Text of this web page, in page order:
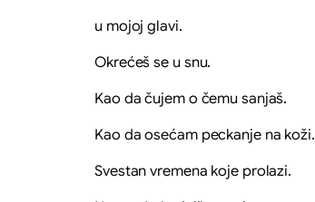
u mojoj glavi.
Okrećeš se u snu.
Kao da čujem o čemu sanjaš.
Kao da osećam peckanje na koži.
Svestan vremena koje prolazi.